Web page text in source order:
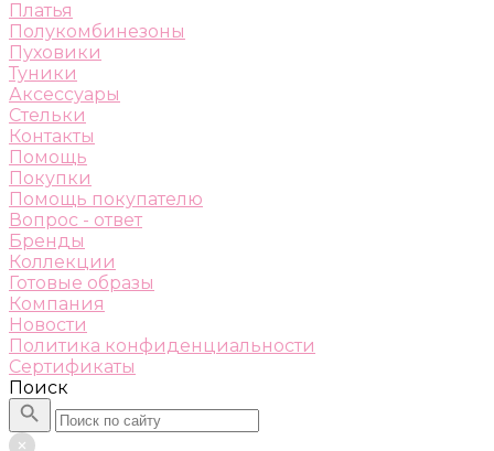
Платья
Полукомбинезоны
Пуховики
Туники
Аксессуары
Стельки
Контакты
Помощь
Покупки
Помощь покупателю
Вопрос - ответ
Бренды
Коллекции
Готовые образы
Компания
Новости
Политика конфиденциальности
Сертификаты
Поиск